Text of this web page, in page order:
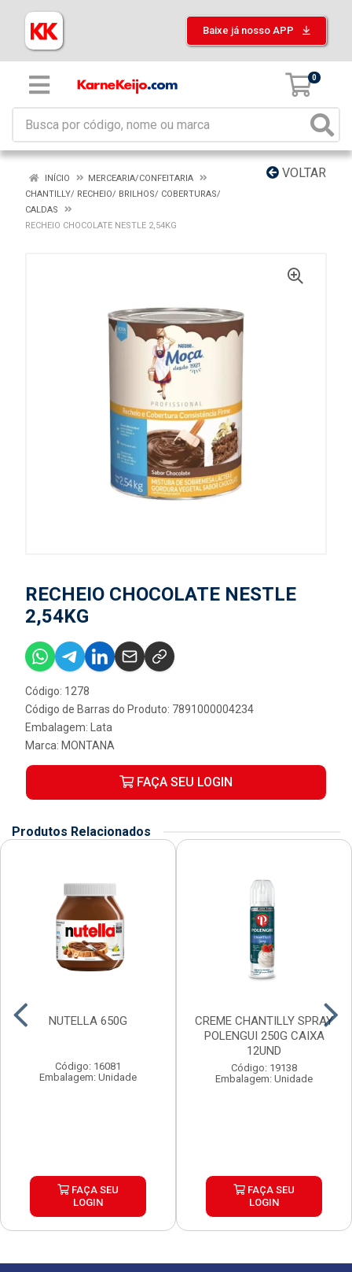
Baixe já nosso APP
0
VOLTAR
INÍCIO
MERCEARIA/CONFEITARIA
CHANTILLY/ RECHEIO/ BRILHOS/ COBERTURAS/
CALDAS
RECHEIO CHOCOLATE NESTLE 2,54KG
RECHEIO CHOCOLATE NESTLE
2,54KG
Código: 1278
Código de Barras do Produto: 7891000004234
Embalagem: Lata
Marca: MONTANA
FAÇA SEU LOGIN
Produtos Relacionados
NUTELLA 650G
Código: 16081
Embalagem: Unidade
FAÇA SEU
LOGIN
CREME CHANTILLY SPRAY
POLENGUI 250G CAIXA
12UND
Código: 19138
Embalagem: Unidade
FAÇA SEU
LOGIN